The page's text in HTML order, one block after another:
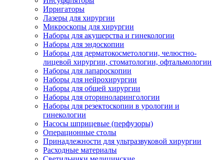
Ирригаторы
Лазеры для хирургии
Микроскопы для хирургии
Наборы для акушерства и гинекологии
Наборы для эндоскопии
Наборы для дерматокосметологии, челюстно-
лицевой хирургии, стоматологии, офтальмологии
Наборы для лапароскопии
Наборы для нейрохирургии
Наборы для общей хирургии
Наборы для оториноларингологии
Наборы для резектоскопии в урологии и
гинекологии
Насосы шприцевые (перфузоры)
Операционные столы
Принадлежности для ультразвуковой хирургии
Расходные материалы